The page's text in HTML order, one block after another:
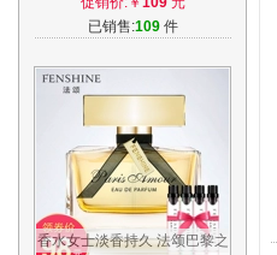
口红
已销售:109件
香水女士淡香持久 法颂巴黎之